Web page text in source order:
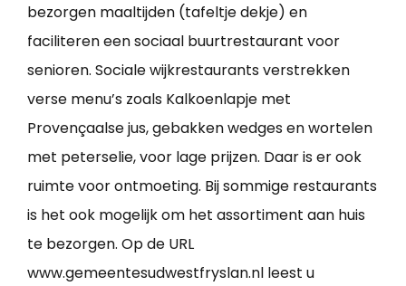
bezorgen maaltijden (tafeltje dekje) en
faciliteren een sociaal buurtrestaurant voor
senioren. Sociale wijkrestaurants verstrekken
verse menu’s zoals Kalkoenlapje met
Provençaalse jus, gebakken wedges en wortelen
met peterselie, voor lage prijzen. Daar is er ook
ruimte voor ontmoeting. Bij sommige restaurants
is het ook mogelijk om het assortiment aan huis
te bezorgen. Op de URL
www.gemeentesudwestfryslan.nl leest u